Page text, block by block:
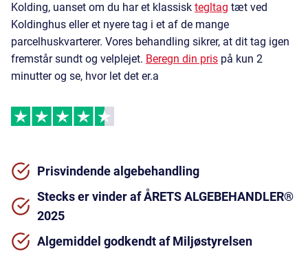
Kolding, uanset om du har et klassisk tegltag tæt ved
Koldinghus eller et nyere tag i et af de mange
parcelhuskvarterer. Vores behandling sikrer, at dit tag igen
fremstår sundt og velplejet. Beregn din pris på kun 2
minutter og se, hvor let det er.a
Prisvindende algebehandling
Stecks er vinder af ÅRETS ALGEBEHANDLER®
2025
Algemiddel godkendt af Miljøstyrelsen